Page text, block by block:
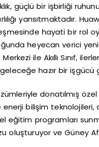
güçlü bir işbirliği
yansıtmaktadır.
hayati bir rol
heyecan verici
ile Akıllı Sınıf,
hazır bir işgücü
donatılmış
enerji bilişim
eğitim programları
oluşturuyor ve Güney